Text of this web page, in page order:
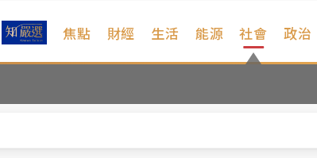
焦點 財經 生活 能源 社會 政治
權西路鷹架倒塌壓2車
榕樹連根拔起